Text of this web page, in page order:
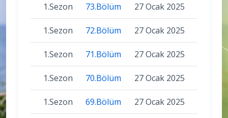
1.Sezon 73.Bölüm 27 Ocak 2025
1.Sezon 72.Bölüm 27 Ocak 2025
1.Sezon 71.Bölüm 27 Ocak 2025
1.Sezon 70.Bölüm 27 Ocak 2025
1.Sezon 69.Bölüm 27 Ocak 2025